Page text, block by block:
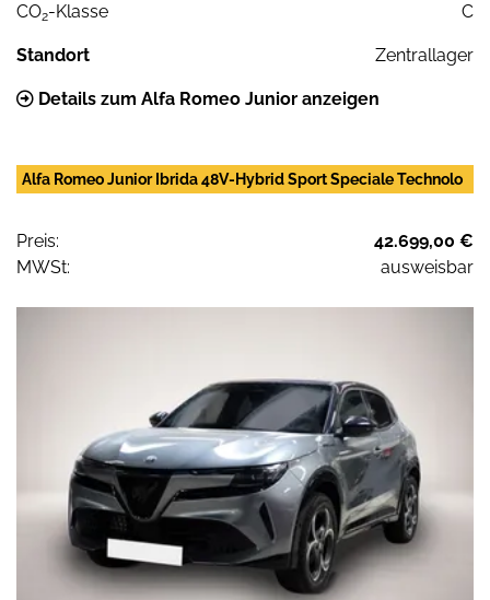
CO2-Klasse C
Standort Zentrallager
Details zum Alfa Romeo Junior anzeigen
Alfa Romeo Junior Ibrida 48V-Hybrid Sport Speciale Technolo
Preis:
42.699,00 €
MWSt:
ausweisbar